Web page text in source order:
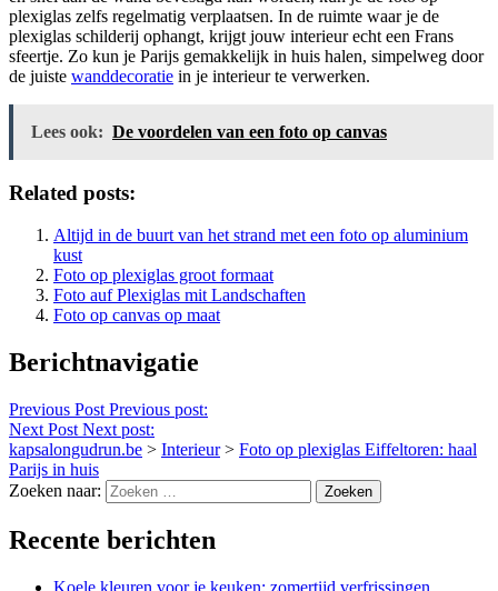
plexiglas zelfs regelmatig verplaatsen. In de ruimte waar je de
plexiglas schilderij ophangt, krijgt jouw interieur echt een Frans
sfeertje. Zo kun je Parijs gemakkelijk in huis halen, simpelweg door
de juiste wanddecoratie in je interieur te verwerken.
Lees ook: De voordelen van een foto op canvas
Related posts:
Altijd in de buurt van het strand met een foto op aluminium
kust
Foto op plexiglas groot formaat
Foto auf Plexiglas mit Landschaften
Foto op canvas op maat
Berichtnavigatie
Previous Post Previous post:
Next Post Next post:
kapsalongudrun.be > Interieur> Foto op plexiglas Eiffeltoren: haal
Parijs in huis
Zoeken naar:
Recente berichten
Koele kleuren voor je keuken: zomertijd verfrissingen